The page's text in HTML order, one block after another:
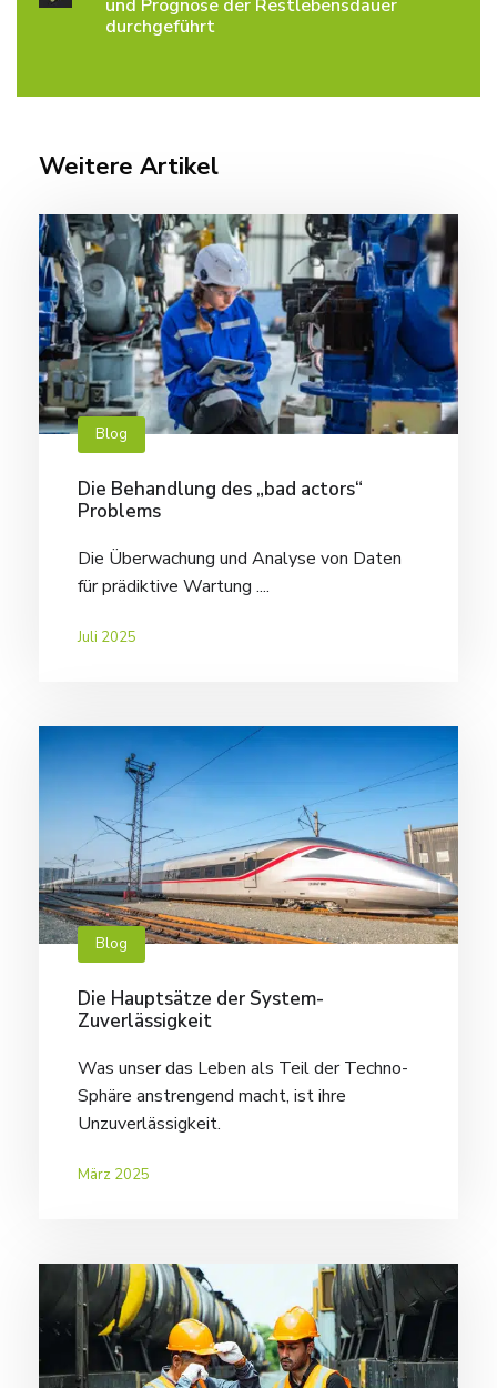
und Prognose der Restlebensdauer
durchgeführt
Weitere Artikel
Blog
Die Behandlung des „bad actors“
Problems
Die Überwachung und Analyse von Daten
für prädiktive Wartung ....
Juli 2025
Blog
Die Hauptsätze der System-
Zuverlässigkeit
Was unser das Leben als Teil der Techno-
Sphäre anstrengend macht, ist ihre
Unzuverlässigkeit.
März 2025